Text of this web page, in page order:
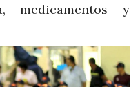
medicamentos y